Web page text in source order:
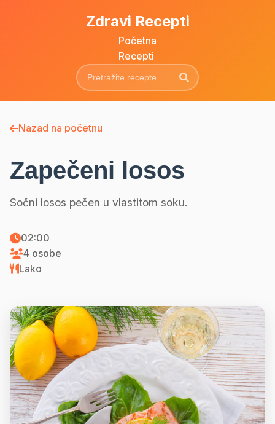
Zdravi Recepti
Početna
Recepti
Nazad na početnu
Zapečeni losos
Sočni losos pečen u vlastitom soku.
02:00
4 osobe
Lako